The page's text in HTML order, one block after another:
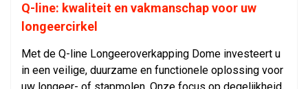
Q-line: kwaliteit en vakmanschap voor uw
longeercirkel
Met de Q-line Longeeroverkapping Dome investeert u
in een veilige, duurzame en functionele oplossing voor